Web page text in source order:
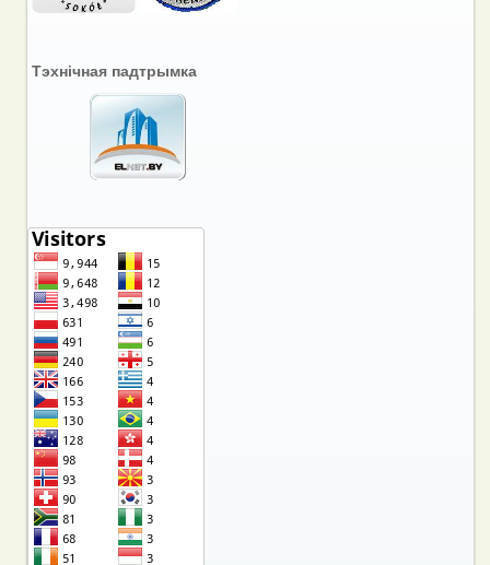
Тэхнічная падтрымка